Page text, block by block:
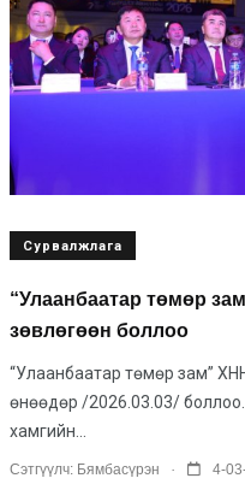
Сурвалжлага
“Улаанбаатар төмөр
зөвлөгөөн боллоо
“Улаанбаатар төмөр зам”
өнөөдөр /2026.03.03/ боллоо.
хамгийн...
Сэтгүүлч: Бямбасүрэн . 4-